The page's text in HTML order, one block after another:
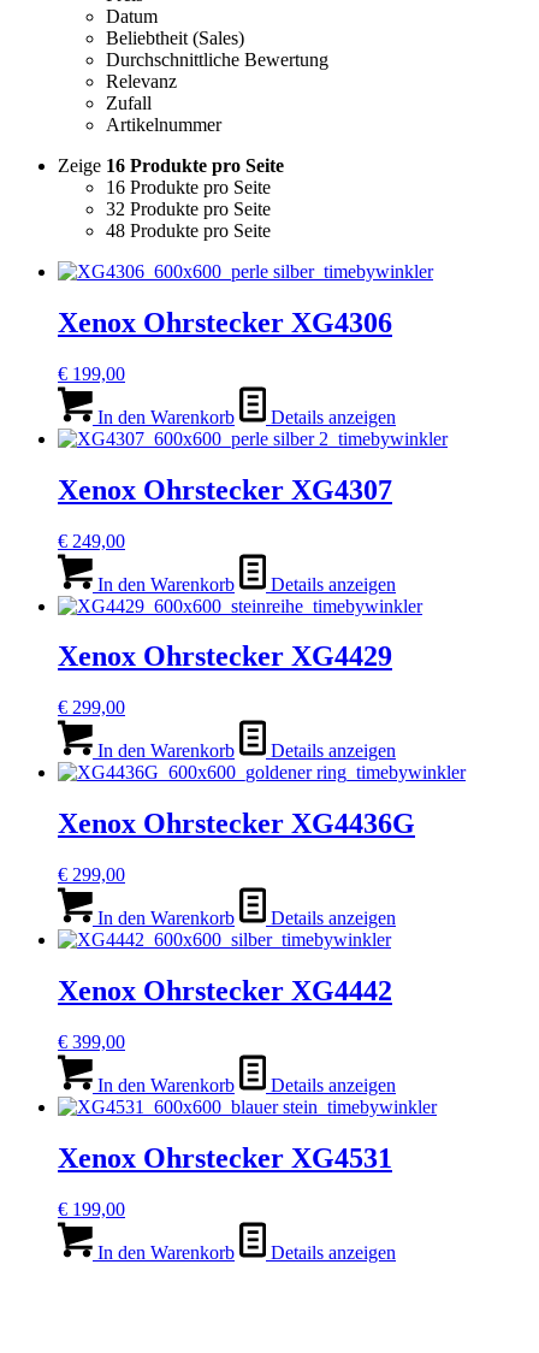
Datum
Beliebtheit (Sales)
Durchschnittliche Bewertung
Relevanz
Zufall
Artikelnummer
Zeige 16 Produkte pro Seite
16 Produkte pro Seite
32 Produkte pro Seite
48 Produkte pro Seite
Xenox Ohrstecker XG4306
€ 199,00
In den Warenkorb Details anzeigen
Xenox Ohrstecker XG4307
€ 249,00
In den Warenkorb Details anzeigen
Xenox Ohrstecker XG4429
€ 299,00
In den Warenkorb Details anzeigen
Xenox Ohrstecker XG4436G
€ 299,00
In den Warenkorb Details anzeigen
Xenox Ohrstecker XG4442
€ 399,00
In den Warenkorb Details anzeigen
Xenox Ohrstecker XG4531
€ 199,00
In den Warenkorb Details anzeigen